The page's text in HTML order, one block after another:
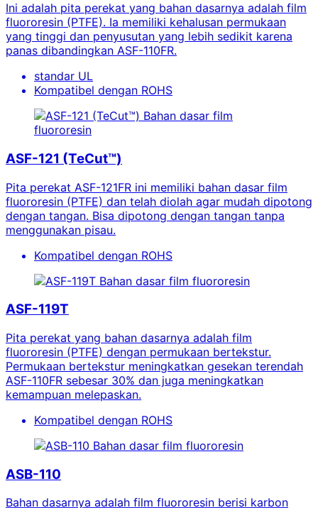
Ini adalah pita perekat yang bahan dasarnya adalah film
fluororesin (PTFE). Ia memiliki kehalusan permukaan
yang tinggi dan penyusutan yang lebih sedikit karena
panas dibandingkan ASF-110FR.
standar UL
Kompatibel dengan ROHS
Bahan dasar film
fluororesin
ASF-121 (TeCut™)
Pita perekat ASF-121FR ini memiliki bahan dasar film
fluororesin (PTFE) dan telah diolah agar mudah dipotong
dengan tangan. Bisa dipotong dengan tangan tanpa
menggunakan pisau.
Kompatibel dengan ROHS
Bahan dasar film fluororesin
ASF-119T
Pita perekat yang bahan dasarnya adalah film
fluororesin (PTFE) dengan permukaan bertekstur.
Permukaan bertekstur meningkatkan gesekan terendah
ASF-110FR sebesar 30% dan juga meningkatkan
kemampuan melepaskan.
Kompatibel dengan ROHS
Bahan dasar film fluororesin
ASB-110
Bahan dasarnya adalah film fluororesin berisi karbon